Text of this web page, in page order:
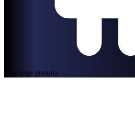
Descarga gratuita